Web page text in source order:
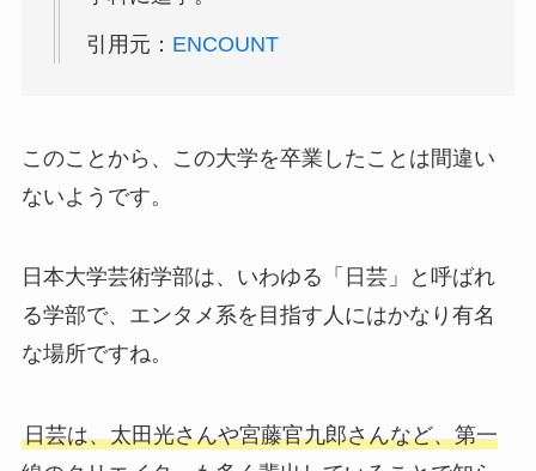
引用元： ENCOUNT
このことから、この大学を卒業したことは間違い
ないようです。
日本大学芸術学部は、いわゆる「日芸」と呼ばれ
る学部で、エンタメ系を目指す人にはかなり有名
な場所ですね。
日芸は、太田光さんや宮藤官九郎さんなど、第一